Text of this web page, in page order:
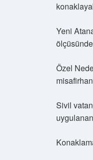
Yeni
Özel
Sivil